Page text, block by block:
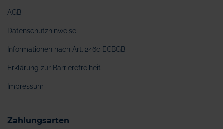
AGB
Datenschutzhinweise
Informationen nach Art. 246c EGBGB
Erklärung zur Barrierefreiheit
Impressum
Zahlungsarten